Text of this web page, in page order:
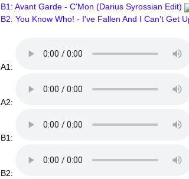
B1: Avant Garde - C'Mon (Darius Syrossian Edit)
B2: You Know Who! - I've Fallen And I Can’t Get
A1:
A2:
B1:
B2: